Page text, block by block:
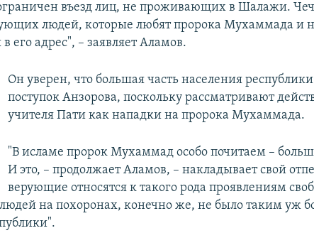
въезд лиц, не проживающих в Шалажи.
людей, которые любят пророка Мухаммада и
его адрес", – заявляет Аламов.
Он уверен, что большая часть населения
поступок Анзорова, поскольку рассматривают
учителя Пати как нападки на пророка Мухаммада.
"В исламе пророк Мухаммад особо почитаем –
И это, – продолжает Аламов, – накладывает свой
верующие относятся к такого рода проявлениям
людей на похоронах, конечно же, не было таким уж